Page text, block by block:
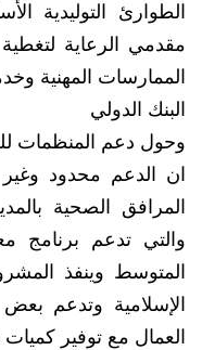
الطوارئ التوليدية
مقدمي الرعاية
الممارسات المهنية
البنك الدولي
وحول دعم المنظمات
المرافق الصحية
والتي تدعم برنامج
المتوسط وينفذ
الإسلامية وتدعم
العمال مع توفير كميات